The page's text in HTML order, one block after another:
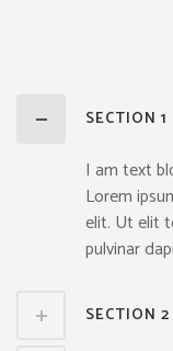
SECTION 1
I am text
Lorem
elit. Ut elit
pulvinar
SECTION 2